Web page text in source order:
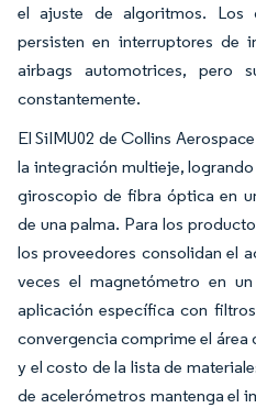
el ajuste de algoritmos.
persisten en interruptores de
airbags automotrices, pero
constantemente.
El SiIMU02 de Collins
la integración multieje,
giroscopio de fibra óptica en
de una palma. Para los
los proveedores consolidan el
veces el magnetómetro en
aplicación específica con
convergencia comprime el área
y el costo de la lista de
de acelerómetros mantenga el